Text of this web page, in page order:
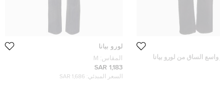
الساق من لورو بيانا
خصر 26 بوصة
لورو بيانا
المقاس: M
1,183 SAR
السعر المبدئي: 1,686 SAR